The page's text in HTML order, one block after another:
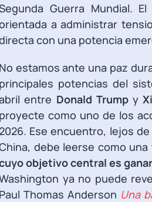
Guerra Mundial.
a administrar
con una potencia
No estamos ante una paz
principales potencias del
entre Donald Trumpy
proyecte como uno de los
2026. Ese encuentro, lejos
debe leerse como
objetivo central es
ya no puede
Paul Thomas Anderson Una